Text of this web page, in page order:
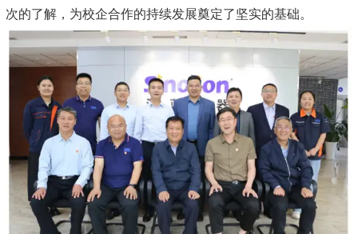
次的了解，为校企合作的持续发展奠定了坚实的基础。